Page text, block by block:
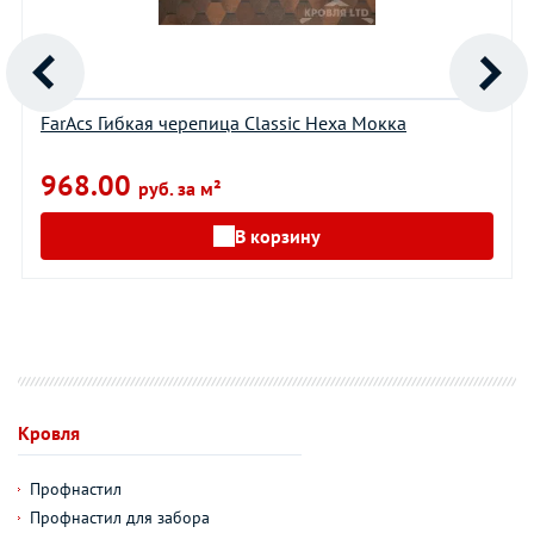
FarAcs Гибкая черепица Classic Hexa Мокка
968.00 руб. за м²
В корзину
Кровля
Профнастил
Профнастил для забора